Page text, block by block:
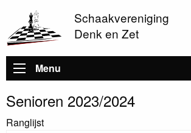
Schaakvereniging
Denk en Zet
Hoofdnavigatie
Menu
Senioren 2023/2024
Ranglijst